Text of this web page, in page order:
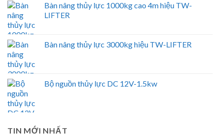
Bàn nâng thủy lực 1000kg cao 4m hiệu TW-
LIFTER
Bàn nâng thủy lực 3000kg hiệu TW-LIFTER
Bộ nguồn thủy lực DC 12V-1.5kw
TIN MỚI NHẤT